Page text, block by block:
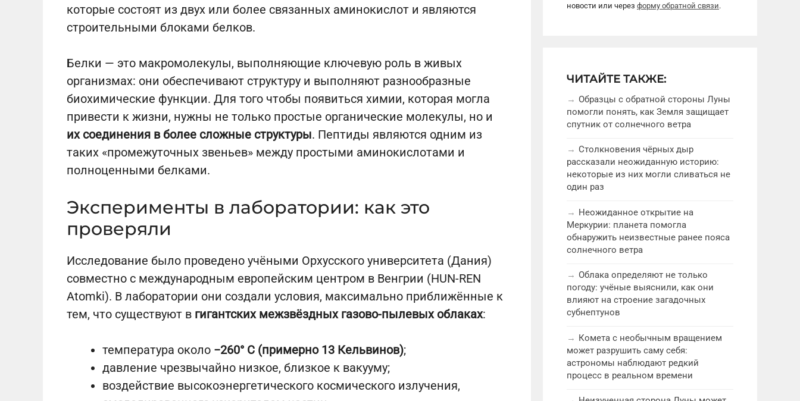
которые состоят из двух или более связанных аминокислот и являются
строительными блоками белков.
Белки — это макромолекулы, выполняющие ключевую роль в живых
организмах: они обеспечивают структуру и выполняют разнообразные
биохимические функции. Для того чтобы появиться химии, которая могла
привести к жизни, нужны не только простые органические молекулы, но и
их соединения в более сложные структуры. Пептиды являются одним из
таких «промежуточных звеньев» между простыми аминокислотами и
полноценными белками.
Эксперименты в лаборатории: как это
проверяли
Исследование было проведено учёными Орхусского университета (Дания)
совместно с международным европейским центром в Венгрии (HUN-REN
Atomki). В лаборатории они создали условия, максимально приближённые к
тем, что существуют в гигантских межзвёздных газово-пылевых облаках:
температура около −260° С (примерно 13 Кельвинов);
давление чрезвычайно низкое, близкое к вакууму;
воздействие высокоэнергетического космического излучения,
новости или через форму обратной связи.
ЧИТАЙТЕ ТАКЖЕ:
Образцы с обратной стороны Луны
помогли понять, как Земля защищает
спутник от солнечного ветра
Столкновения чёрных дыр
рассказали неожиданную историю:
некоторые из них могли сливаться не
один раз
Неожиданное открытие на
Меркурии: планета помогла
обнаружить неизвестные ранее пояса
солнечного ветра
Облака определяют не только
погоду: учёные выяснили, как они
влияют на строение загадочных
субнептунов
Комета с необычным вращением
может разрушить саму себя:
астрономы наблюдают редкий
процесс в реальном времени